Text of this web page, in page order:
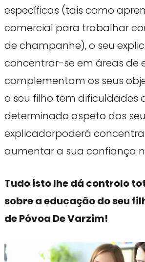
específicas (tais como
comercial para trabalhar
de champanhe), o seu
concentrar-se em áreas de
complementam os seus
o seu filho tem dificuldades
determinado aspeto dos
explicadorpoderá
aumentar a sua confiança
Tudo isto lhe dá controlo
sobre a educação do seu
de Póvoa De Varzim!